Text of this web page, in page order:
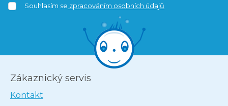
Souhlasím se zpracováním osobních údajů
Zákaznický servis
Kontakt